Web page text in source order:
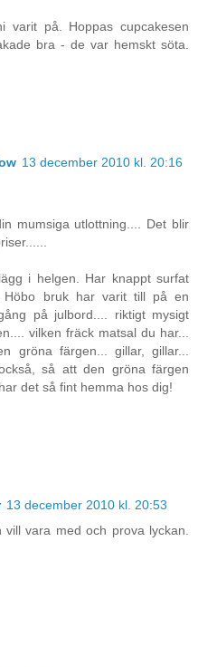
varit på. Hoppas cupcakesen
bra - de var hemskt söta.
13 december 2010 kl. 20:16
mumsiga utlottning.... Det blir
i helgen. Har knappt surfat
Höbo bruk har varit till på en
på julbord.... riktigt mysigt
vilken fräck matsal du har...
gröna färgen... gillar, gillar...
så att den gröna färgen
det så fint hemma hos dig!
13 december 2010 kl. 20:53
vara med och prova lyckan.